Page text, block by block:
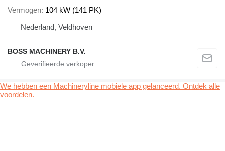
Vermogen 104 kW (141 PK)
Nederland, Veldhoven
BOSS MACHINERY B.V.
We hebben een Machineryline mobiele app gelanceerd. Ontdek alle
voordelen.